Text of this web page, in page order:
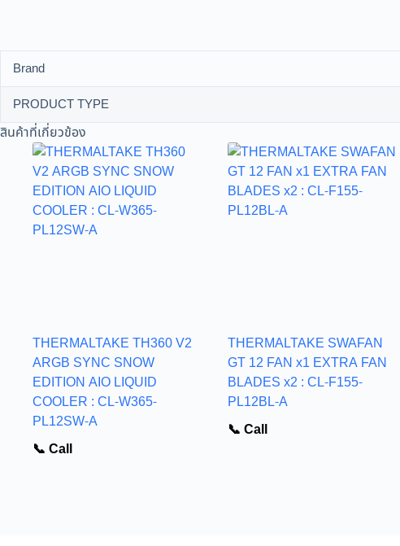
Brand
PRODUCT TYPE
สินค้าที่เกี่ยวข้อง
THERMALTAKE TH360 V2
ARGB SYNC SNOW
EDITION AIO LIQUID
COOLER : CL-W365-
PL12SW-A
📞 Call
THERMALTAKE SWAFAN
GT 12 FAN x1 EXTRA FAN
BLADES x2 : CL-F155-
PL12BL-A
📞 Call